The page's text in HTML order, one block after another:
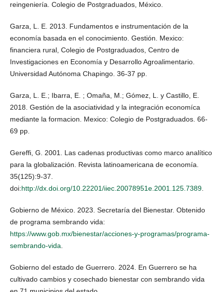
reingeniería. Colegio de Postgraduados, México.
Garza, L. E. 2013. Fundamentos e instrumentación de la
economía basada en el conocimiento. Gestión. Mexico:
financiera rural, Colegio de Postgraduados, Centro de
Investigaciones en Economía y Desarrollo Agroalimentario.
Universidad Autónoma Chapingo. 36-37 pp.
Garza, L. E.; Ibarra, E. ; Omaña, M.; Gómez, L. y Castillo, E.
2018. Gestión de la asociatividad y la integración economíca
mediante la formacion. Mexico: Colegio de Postgraduados. 66-
69 pp.
Gereffi, G. 2001. Las cadenas productivas como marco analítico
para la globalización. Revista latinoamericana de economía.
35(125):9-37.
doi:http://dx.doi.org/10.22201/iiec.20078951e.2001.125.7389.
Gobierno de México. 2023. Secretaría del Bienestar. Obtenido
de programa sembrando vida:
https://www.gob.mx/bienestar/acciones-y-programas/programa-
sembrando-vida.
Gobierno del estado de Guerrero. 2024. En Guerrero se ha
cultivado cambios y cosechado bienestar con sembrando vida